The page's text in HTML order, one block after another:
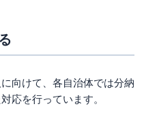
向けて、各自治体では分納
応を行っています。